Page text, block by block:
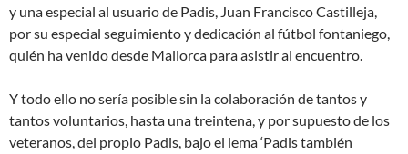
y una especial al usuario de Padis, Juan Francisco Castilleja,
por su especial seguimiento y dedicación al fútbol fontaniego,
quién ha venido desde Mallorca para asistir al encuentro.
Y todo ello no sería posible sin la colaboración de tantos y
tantos voluntarios, hasta una treintena, y por supuesto de los
veteranos, del propio Padis, bajo el lema ‘Padis también